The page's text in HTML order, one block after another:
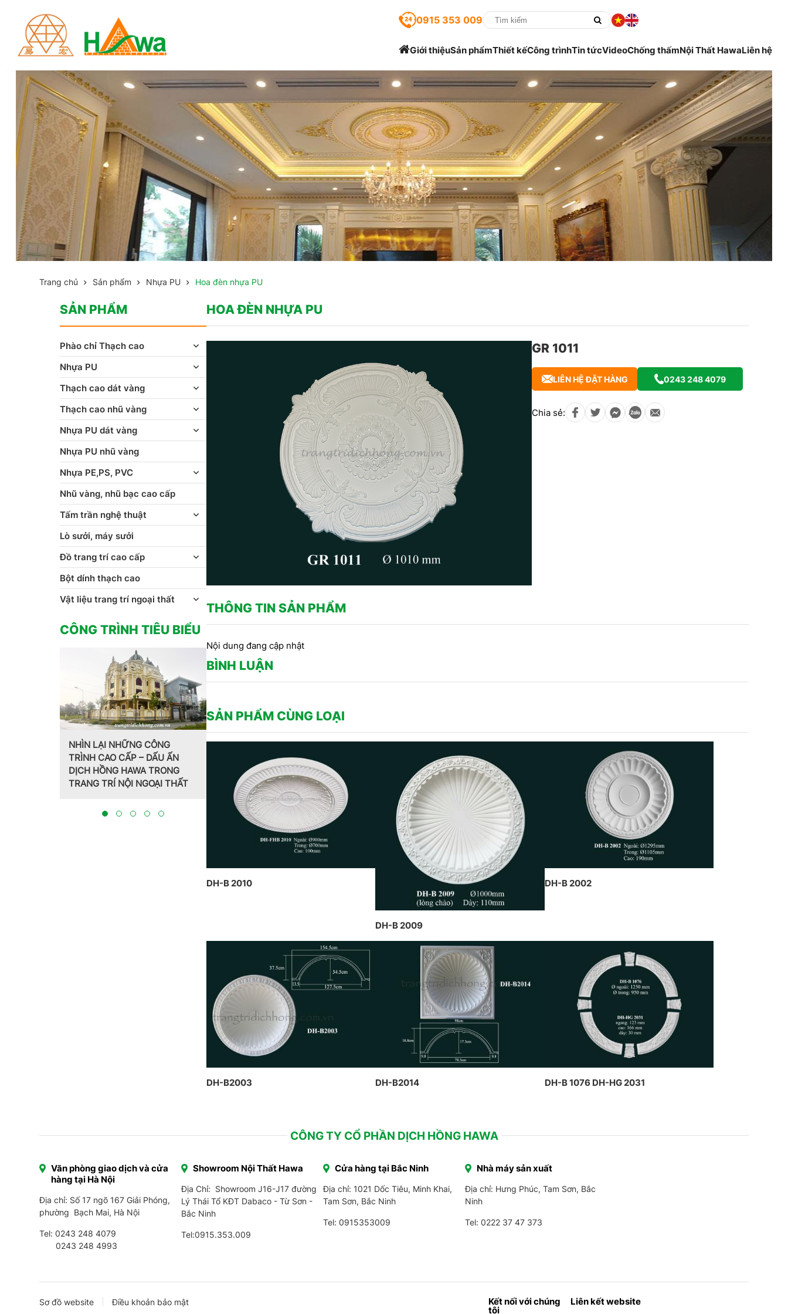
0915 353 009
Giới thiệuSản phẩmThiết kếCông trìnhTin tứcVideoChống thấmNội Thất HawaLiên hệ
Trang chủ Sản phẩm Nhựa PU Hoa đèn nhựa PU
HOA ĐÈN NHỰA PU
GR 1011
LIÊN HỆ ĐẶT HÀNG 0243 248 4079
Chia sẻ:
THÔNG TIN SẢN PHẨM
Nội dung đang cập nhật
BÌNH LUẬN
SẢN PHẨM CÙNG LOẠI
DH-B 2010
DH-B 2009
DH-B 2002
DH-B2003 DH-B2014 DH-B 1076 DH-HG 2031
SẢN PHẨM
Phào chỉ Thạch cao
Nhựa PU
Thạch cao dát vàng
Thạch cao nhũ vàng
Nhựa PU dát vàng
Nhựa PU nhũ vàng
Nhựa PE,PS, PVC
Nhũ vàng, nhũ bạc cao cấp
Tấm trần nghệ thuật
Lò sưởi, máy sưởi
Đồ trang trí cao cấp
Bột dính thạch cao
Vật liệu trang trí ngoại thất
CÔNG TRÌNH TIÊU BIỂU
Trang trí nội thất theo phong
cách Pháp do CT CP Dịch
Hồng Hawa thiết kế, thi công
MẪU PHÀO CHỈ THẠCH CAO -
HOA VĂN TRANG TRÍ TRẦN DO
CT CP DỊCH HỒNG HAWA
THỰC HIỆN TẠI PENHOUSE
BẮC NINH
CÔNG TRÌNH SỬ DỤNG PHÀO
CHỈ HOA VĂN THẠCH CAO DO
CÔNG TY DỊCH HỒNG HAWA
THIẾT KẾ VÀ THI CÔNG THEO
PHONG CÁCH TRANG TRÍ NỘI
THẤT PHÁP
Công trình thi công phào chỉ
thạch cao dát vàng kết hợp đèn
trần nghệ thuật của CT Dịch
Hồng Hawa thiết kế và thi công
NHÌN LẠI NHỮNG CÔNG
TRÌNH CAO CẤP – DẤU ẤN
DỊCH HỒNG HAWA TRONG
TRANG TRÍ NỘI NGOẠI THẤT
CÔNG TY CỔ PHẦN DỊCH HỒNG HAWA
Văn phòng giao dịch và cửa
hàng tại Hà Nội
Địa chỉ: Số 17 ngõ 167 Giải Phóng,
phường Bạch Mai, Hà Nội
Tel: 0243 248 4079
0243 248 4993
Showroom Nội Thất Hawa
Địa Chỉ: Showroom J16-J17 đường
Lý Thái Tổ KĐT Dabaco - Từ Sơn -
Bắc Ninh
Tel:0915.353.009
Cửa hàng tại Bắc Ninh
Địa chỉ: 1021 Dốc Tiêu, Minh Khai,
Tam Sơn, Bắc Ninh
Tel: 0915353009
Nhà máy sản xuất
Địa chỉ: Hưng Phúc, Tam Sơn, Bắc
Ninh
Tel: 0222 37 47 373
Sơ đồ website
Điều khoản bảo mật
Kết nối với chúng
tôi
Liên kết website